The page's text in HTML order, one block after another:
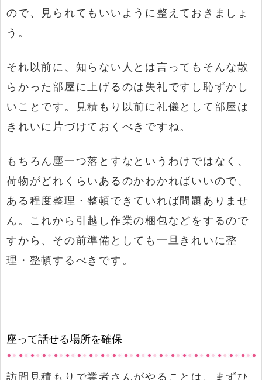
ので、見られてもいいように整えておきましょ
う。
それ以前に、知らない人とは言ってもそんな散
らかった部屋に上げるのは失礼ですし恥ずかし
いことです。見積もり以前に礼儀として部屋は
きれいに片づけておくべきですね。
もちろん塵一つ落とすなというわけではなく、
荷物がどれくらいあるのかわかればいいので、
ある程度整理・整頓できていれば問題ありませ
ん。これから引越し作業の梱包などをするので
すから、その前準備としても一旦きれいに整
理・整頓するべきです。
座って話せる場所を確保
訪問見積もりで業者さんがやることは、まずひ